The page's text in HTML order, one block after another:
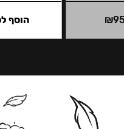
₪ הוסף